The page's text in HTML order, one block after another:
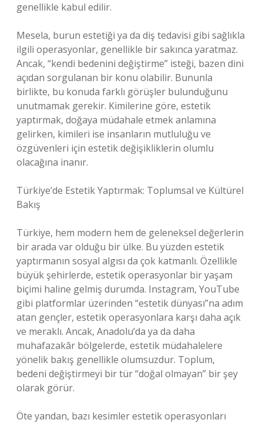
genellikle kabul edilir.
Mesela, burun estetiği ya da diş tedavisi gibi sağlıkla
ilgili operasyonlar, genellikle bir sakınca yaratmaz.
Ancak, “kendi bedenini değiştirme” isteği, bazen dini
açıdan sorgulanan bir konu olabilir. Bununla
birlikte, bu konuda farklı görüşler bulunduğunu
unutmamak gerekir. Kimilerine göre, estetik
yaptırmak, doğaya müdahale etmek anlamına
gelirken, kimileri ise insanların mutluluğu ve
özgüvenleri için estetik değişikliklerin olumlu
olacağına inanır.
Türkiye’de Estetik Yaptırmak: Toplumsal ve Kültürel
Bakış
Türkiye, hem modern hem de geleneksel değerlerin
bir arada var olduğu bir ülke. Bu yüzden estetik
yaptırmanın sosyal algısı da çok katmanlı. Özellikle
büyük şehirlerde, estetik operasyonlar bir yaşam
biçimi haline gelmiş durumda. Instagram, YouTube
gibi platformlar üzerinden “estetik dünyası”na adım
atan gençler, estetik operasyonlara karşı daha açık
ve meraklı. Ancak, Anadolu’da ya da daha
muhafazakâr bölgelerde, estetik müdahalelere
yönelik bakış genellikle olumsuzdur. Toplum,
bedeni değiştirmeyi bir tür “doğal olmayan” bir şey
olarak görür.
Öte yandan, bazı kesimler estetik operasyonları